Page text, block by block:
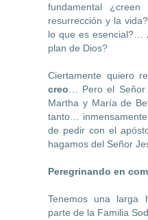
fundamental
resurrección y la
lo que es esencial?…
plan de Dios?
Ciertamente quiero
creo… Pero el Señor
Martha y María de
tanto…
de pedir con el
hagamos del Señor
Peregrinando en
Tenemos una larga
parte de la Familia